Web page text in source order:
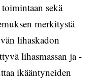
sekä
merkitystä
lihaskadon
lihasmassan ja -
ikääntyneiden